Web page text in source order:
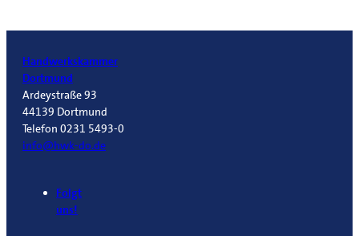
Handwerkskammer
Dortmund
Ardeystraße 93
44139 Dortmund
Telefon 0231 5493-0
info@hwk-do.de
Folgt
uns!